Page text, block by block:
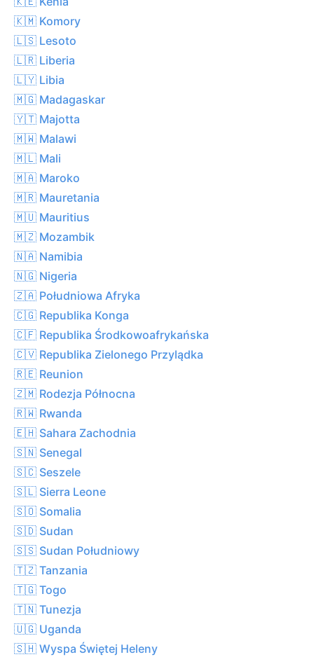
🇰🇲 Komory
🇱🇸 Lesoto
🇱🇷 Liberia
🇱🇾 Libia
🇲🇬 Madagaskar
🇾🇹 Majotta
🇲🇼 Malawi
🇲🇱 Mali
🇲🇦 Maroko
🇲🇷 Mauretania
🇲🇺 Mauritius
🇲🇿 Mozambik
🇳🇦 Namibia
🇳🇬 Nigeria
🇿🇦 Południowa Afryka
🇨🇬 Republika Konga
🇨🇫 Republika Środkowoafrykańska
🇨🇻 Republika Zielonego Przylądka
🇷🇪 Reunion
🇿🇲 Rodezja Północna
🇷🇼 Rwanda
🇪🇭 Sahara Zachodnia
🇸🇳 Senegal
🇸🇨 Seszele
🇸🇱 Sierra Leone
🇸🇴 Somalia
🇸🇩 Sudan
🇸🇸 Sudan Południowy
🇹🇿 Tanzania
🇹🇬 Togo
🇹🇳 Tunezja
🇺🇬 Uganda
🇸🇭 Wyspa Świętej Heleny